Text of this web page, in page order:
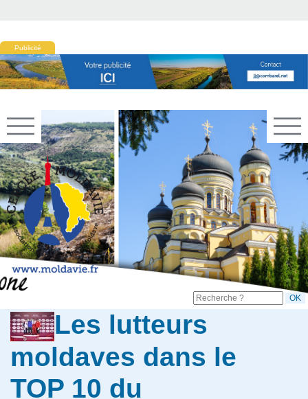
Publicité
Les lutteurs
moldaves dans le
TOP 10 du